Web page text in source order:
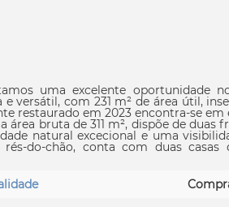
uma excelente oportunidade
com 231 m² de área útil, inserida num edifício com
restaurado em 2023 encontra-se
área bruta de 311 m², dispõe de
natural excecional e uma visibilidade
rés-do-chão, conta com duas
e térmico, pré instalação de
inserida numa zona com forte dinâmica comercial e